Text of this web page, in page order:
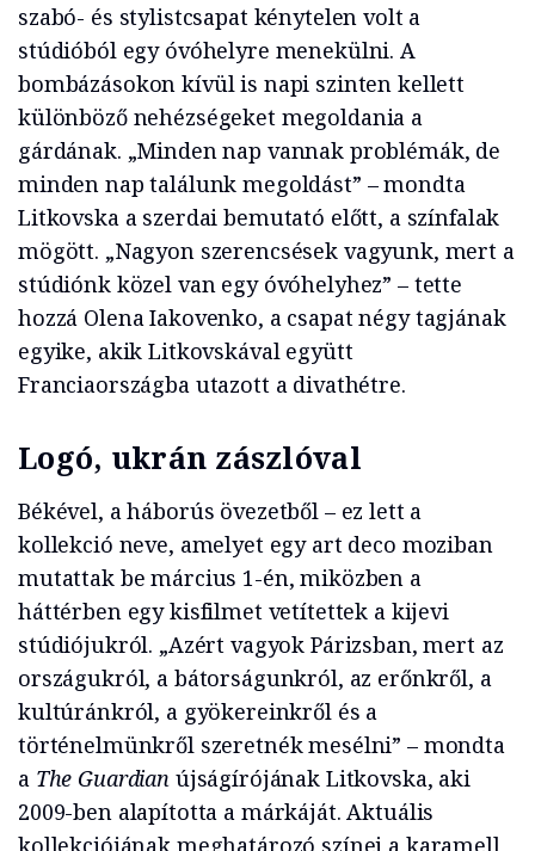
szabó- és stylistcsapat kénytelen volt a
stúdióból egy óvóhelyre menekülni. A
bombázásokon kívül is napi szinten kellett
különböző nehézségeket megoldania a
gárdának. „Minden nap vannak problémák, de
minden nap találunk megoldást” – mondta
Litkovska a szerdai bemutató előtt, a színfalak
mögött. „Nagyon szerencsések vagyunk, mert a
stúdiónk közel van egy óvóhelyhez” – tette
hozzá Olena Iakovenko, a csapat négy tagjának
egyike, akik Litkovskával együtt
Franciaországba utazott a divathétre.
Logó, ukrán zászlóval
Békével, a háborús övezetből – ez lett a
kollekció neve, amelyet egy art deco moziban
mutattak be március 1-én, miközben a
háttérben egy kisfilmet vetítettek a kijevi
stúdiójukról. „Azért vagyok Párizsban, mert az
országukról, a bátorságunkról, az erőnkről, a
kultúránkról, a gyökereinkről és a
történelmünkről szeretnék mesélni” – mondta
a The Guardian újságírójának Litkovska, aki
2009-ben alapította a márkáját. Aktuális
kollekciójának meghatározó színei a karamell